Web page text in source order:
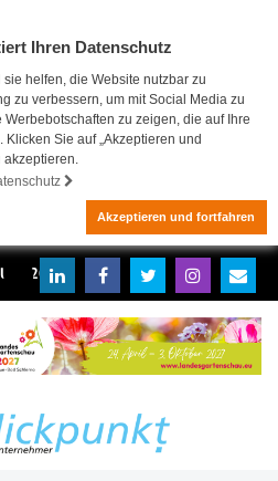
Ihren Datenschutz
helfen, die Website nutzbar zu
zu verbessern, um mit Social Media zu
zu zeigen, die auf Ihre
Sie auf „Akzeptieren und
akzeptieren.
Akzeptieren und fortfahren
2026